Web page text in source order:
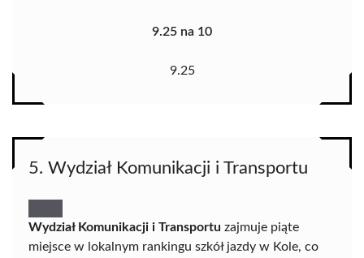
9.25 na 10
9.25
5. Wydział Komunikacji i Transportu
Wydział Komunikacji i Transportu zajmuje piąte
miejsce w lokalnym rankingu szkół jazdy w Kole, co